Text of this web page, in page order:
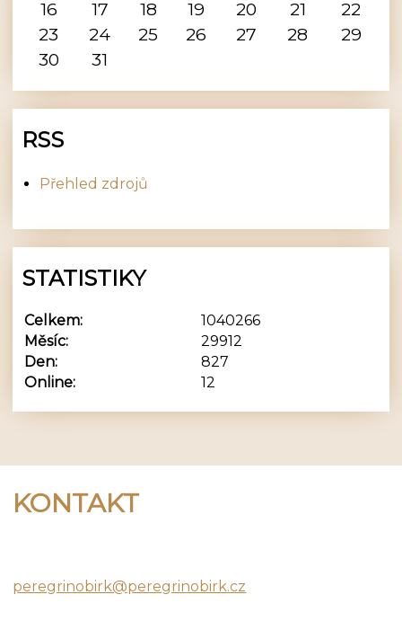
16
17 18 19 20 21
22
23
24 25 26 27 28
29
30
31
RSS
Přehled zdrojů
STATISTIKY
Online: 12
Celkem:
1040266
Měsíc:
29912
Den:
827
KONTAKT
peregrinobirk@peregrinobirk.cz